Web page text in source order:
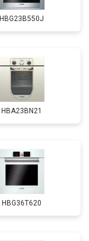
HBG23B550J
HBA23BN21
HBG36T620